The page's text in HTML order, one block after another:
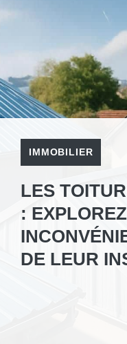
IMMOBILIER
LES
:
DE LEUR